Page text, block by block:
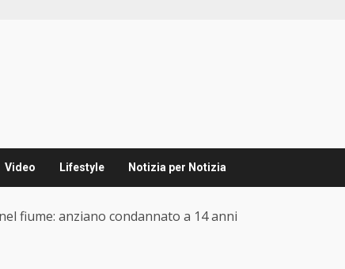
Video Lifestyle Notizia per Notizia
fiume: anziano condannato a 14 anni